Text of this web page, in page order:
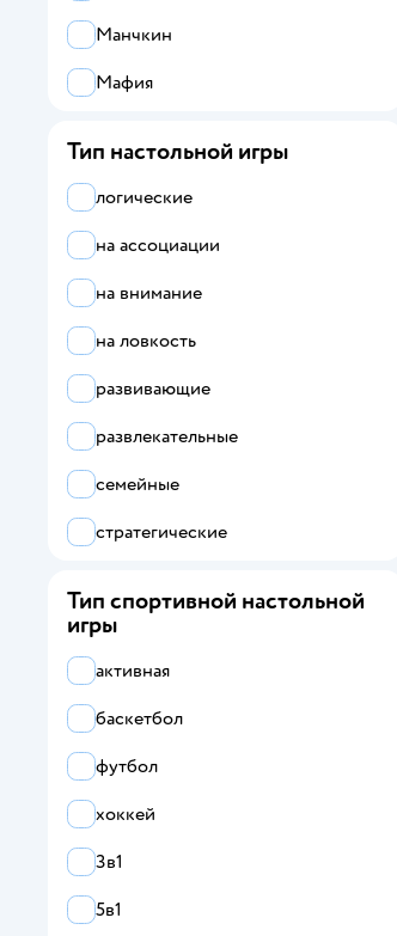
Десятое королевство
Звезда
Манчкин
Мафия
Тип настольной игры
логические
на ассоциации
на внимание
на ловкость
развивающие
развлекательные
семейные
стратегические
экономические
Тип спортивной настольной
игры
активная
баскетбол
футбол
хоккей
3в1
5в1